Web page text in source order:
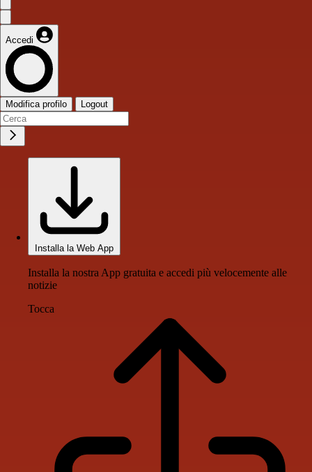
Accedi
Modifica profilo Logout
Installa la Web App
Installa la nostra App gratuita e accedi più velocemente alle
notizie
Tocca